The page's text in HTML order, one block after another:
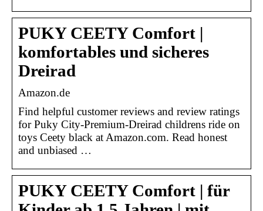
PUKY CEETY Comfort |
komfortables und sicheres
Dreirad
Amazon.de
Find helpful customer reviews and review ratings
for Puky City-Premium-Dreirad childrens ride on
toys Ceety black at Amazon.com. Read honest
and unbiased …
PUKY CEETY Comfort | für